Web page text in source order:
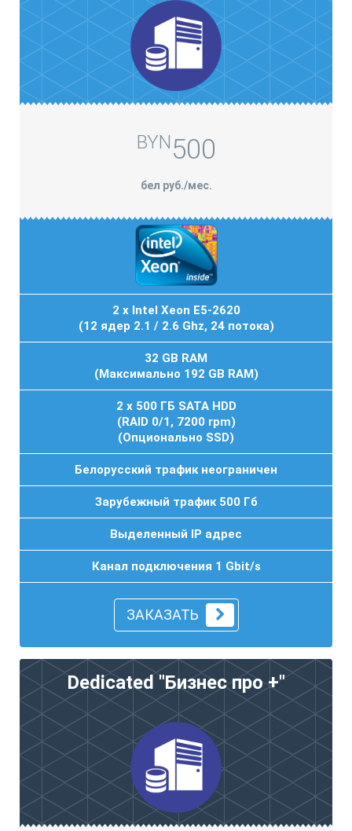
BYN500
бел руб./мес.
2 x Intel Xeon E5-2620
(12 ядер 2.1 / 2.6 Ghz, 24 потока)
32 GB RAM
(Максимально 192 GB RAM)
2 x 500 ГБ SATA HDD
(RAID 0/1, 7200 rpm)
(Опционально SSD)
Белорусский трафик неограничен
Зарубежный трафик 500 Гб
Выделенный IP адрес
Канал подключения 1 Gbit/s
ЗАКАЗАТЬ
Dedicated "Бизнес про +"